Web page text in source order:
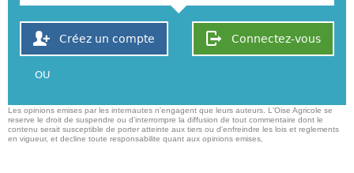
Connectez-vous
Créez un compte
OU
Les opinions emises par les internautes n'engagent que leurs auteurs. L'Oise Agricole se
reserve le droit de suspendre ou d'interrompre la diffusion de tout commentaire dont le
contenu serait susceptible de porter atteinte aux tiers ou d'enfreindre les lois et reglements
en vigueur, et decline toute responsabilite quant aux opinions emises,